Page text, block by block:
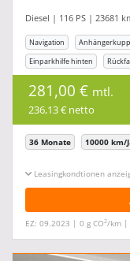
Diesel | 116 PS | 23681
Navigation
Einparkhilfe hinten
281,00 € mtl.
236,13 € netto
36 Monate 10000 km/
Leasingkonditionen ein-/
EZ: 09.2023 | 0 g CO2/km |